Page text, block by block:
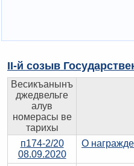
Поиск депутата по округу
II-й созыв
Весикъанынъ
джедвельге
алув
номерасы ве
тарихы
п174-2/20
08.09.2020
О